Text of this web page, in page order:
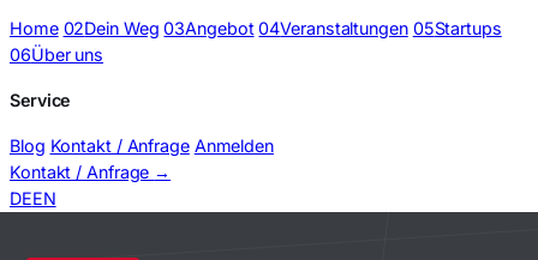
Home 02Dein Weg 03Angebot 04Veranstaltungen 05Startups
06Über uns
Service
Blog Kontakt / Anfrage Anmelden
Kontakt / Anfrage →
DEEN